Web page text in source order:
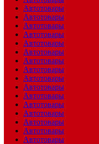
Автотовары
Автотовары
Автотовары
Автотовары
Автотовары
Автотовары
Автотовары
Автотовары
Автотовары
Автотовары
Автотовары
Автотовары
Автотовары
Автотовары
Автотовары
Автотовары